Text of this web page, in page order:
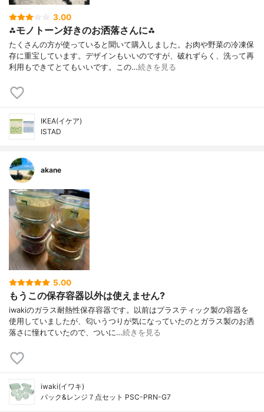
3.00
⁂モノトーン好きのお洒落さんに⁂
たくさんの方が使っていると聞いて購入しました。お肉や野菜の冷凍保
存に重宝しています。デザインもいいのですが、破れずらく、洗って再
利用もできてとてもいいです。この…続きを見る
IKEA(イケア)
ISTAD
akane
5.00
もうこの保存容器以外は使えません?
iwakiのガラス耐熱性保存容器です。以前はプラスティック製の容器を
使用していましたが、匂いうつりが気になっていたのとガラス製のお洒
落さに憧れていたので、ついに…続きを見る
iwaki(イワキ)
パック&レンジ７点セット PSC-PRN-G7